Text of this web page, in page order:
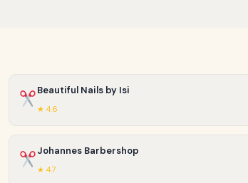
Beautiful Nails by Isi
★ 4.6
Johannes Barbershop
★ 4.7